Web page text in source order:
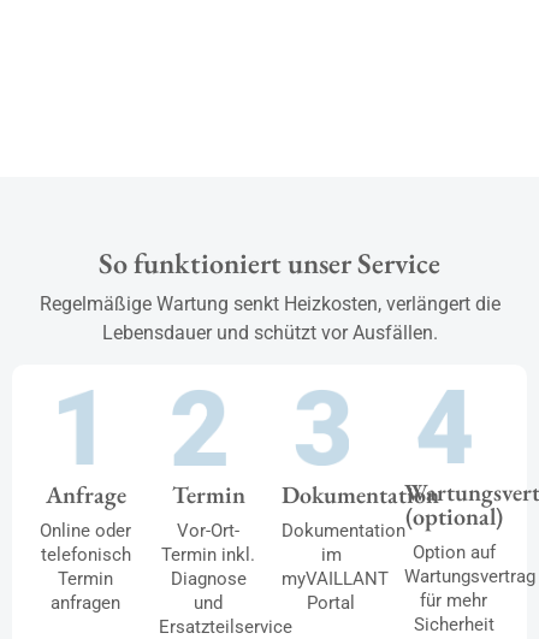
So funktioniert unser Service
Regelmäßige Wartung senkt Heizkosten, verlängert die
Lebensdauer und schützt vor Ausfällen.
Anfrage
Online oder
telefonisch
Termin
anfragen
Termin
Vor-Ort-
Termin inkl.
Diagnose
und
Ersatzteilservice
Dokumentation
Dokumentation
im
myVAILLANT
Portal
(optional)
Option auf
Wartungsvertrag
für mehr
Sicherheit